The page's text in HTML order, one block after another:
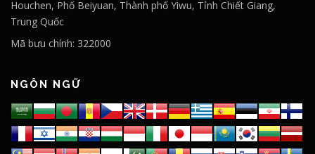
Houchen, Phố Beiyuan, Thành phố Yiwu, Tỉnh Chiết Giang,
Trung Quốc
Mã bưu chính: 322000
NGÔN NGỮ